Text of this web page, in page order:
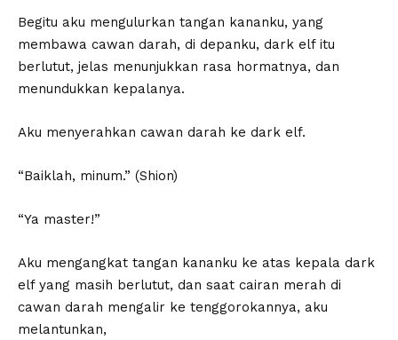
Begitu aku mengulurkan tangan kananku, yang
membawa cawan darah, di depanku, dark elf itu
berlutut, jelas menunjukkan rasa hormatnya, dan
menundukkan kepalanya.
Aku menyerahkan cawan darah ke dark elf.
“Baiklah, minum.” (Shion)
“Ya master!”
Aku mengangkat tangan kananku ke atas kepala dark
elf yang masih berlutut, dan saat cairan merah di
cawan darah mengalir ke tenggorokannya, aku
melantunkan,